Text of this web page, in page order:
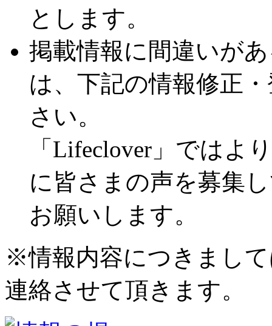
とします。
掲載情報に間違いが
は、下記の情報修正
さい。
「Lifeclover」ではよ
に皆さまの声を募集
お願いします。
※情報内容につきまし
連絡させて頂きます。